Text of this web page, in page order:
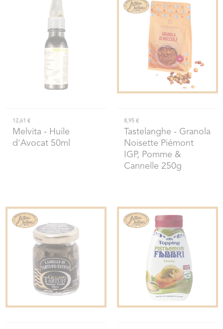
12,61 €
Melvita - Huile
d'Avocat 50ml
8,95 €
Tastelanghe - Granola
Noisette Piémont
IGP, Pomme &
Cannelle 250g